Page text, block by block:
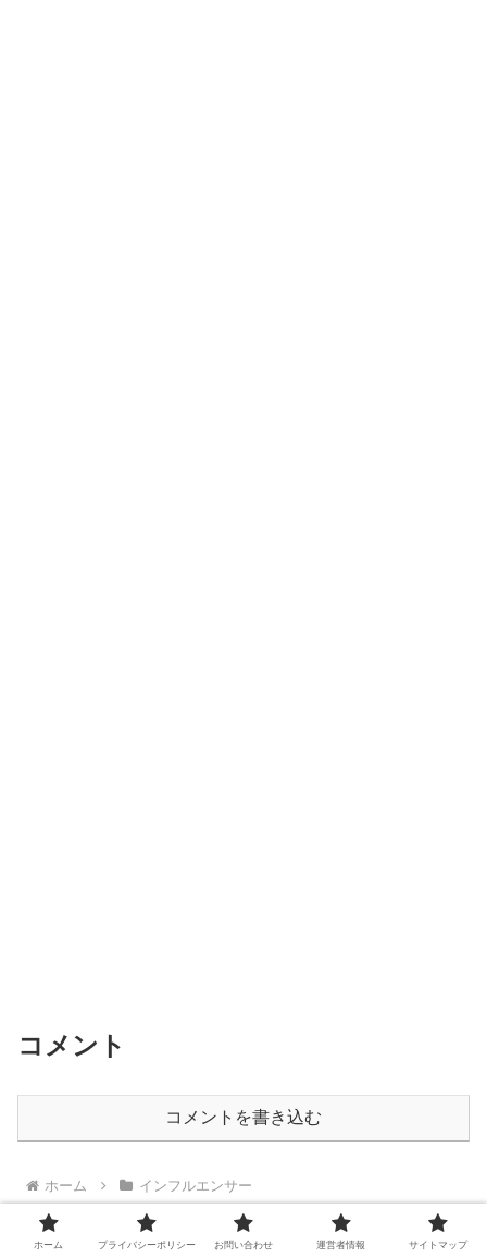
コメント
コメントを書き込む
ホーム インフルエンサー
ホーム プライバシーポリシー お問い合わせ 運営者情報 サイトマップ